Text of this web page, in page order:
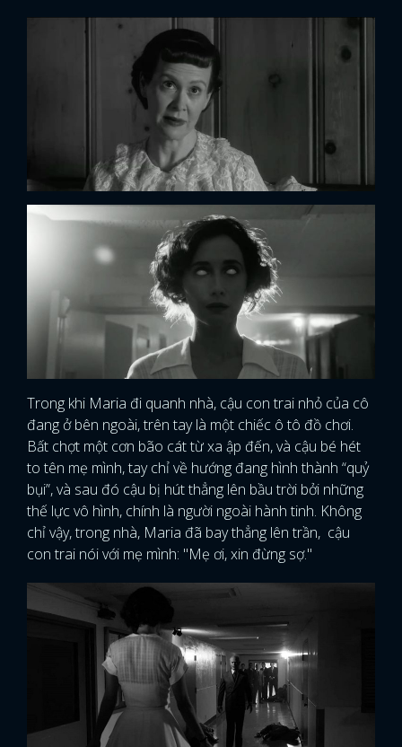
Trong khi Maria đi quanh nhà, cậu con trai nhỏ của cô
đang ở bên ngoài, trên tay là một chiếc ô tô đồ chơi.
Bất chợt một cơn bão cát từ xa ập đến, và cậu bé hét
to tên mẹ mình, tay chỉ về hướng đang hình thành “quỷ
bụi”, và sau đó cậu bị hút thẳng lên bầu trời bởi những
thế lực vô hình, chính là người ngoài hành tinh. Không
chỉ vậy, trong nhà, Maria đã bay thẳng lên trần, cậu
con trai nói với mẹ mình: "Mẹ ơi, xin đừng sợ."